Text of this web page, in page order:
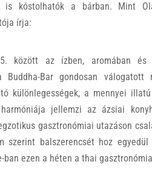
is kóstolhatók a bárban. Mint
írja:
között az ízben, aromában és
Buddha-Bar gondosan
különlegességek, a mennyei
jellemzi az ázsiai
gasztronómiai utazáson
szerint balszerencsét hoz
ban ezen a héten a thai